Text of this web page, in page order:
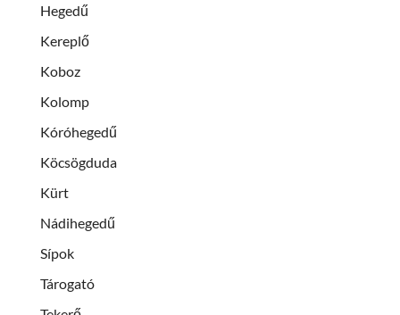
Hegedű
Kereplő
Koboz
Kolomp
Kóróhegedű
Köcsögduda
Kürt
Nádihegedű
Sípok
Tárogató